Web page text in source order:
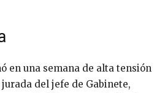
en una semana de alta tensión
del jefe de Gabinete,